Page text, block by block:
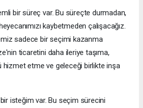
bir süreç var. Bu süreçte durmadan,
kaybetmeden çalışacağız.
sadece bir seçimi kazanma
ticaretini daha ileriye taşıma,
hizmet etme ve geleceği birlikte inşa
isteğim var. Bu seçim sürecini